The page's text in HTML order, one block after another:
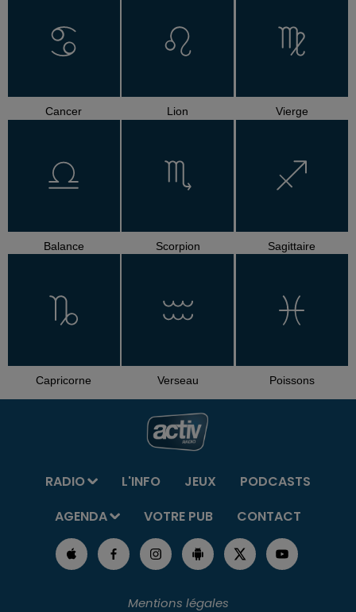
Cancer Lion Vierge
Balance Scorpion Sagittaire
Capricorne Verseau Poissons
RADIO L'INFO JEUX
PODCASTS
AGENDA
VOTRE PUB CONTACT
Mentions légales